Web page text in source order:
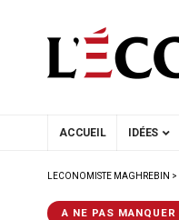
ACCUEIL IDÉES
LECONOMISTE MAGHREBIN >
A NE PAS MANQUER